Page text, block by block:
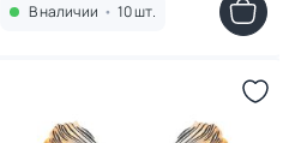
В наличии • 10 шт.